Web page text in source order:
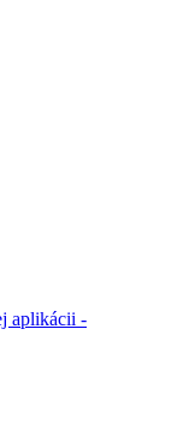
aplikácii -